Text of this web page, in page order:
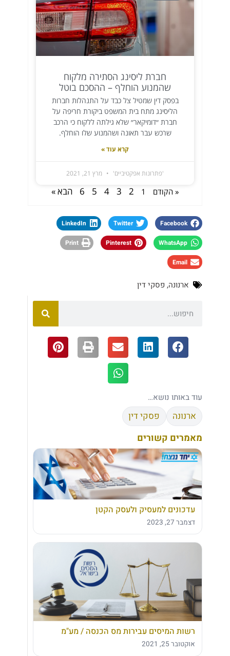
עוד באותו נושא…
ארנונה פסקי דין
מאמרים קשורים
עדכונים למעסיק ולעסק הקטן
דצמבר 27, 2023
רשות המיסים עבירות מס הכנסה / מע"מ
אוקטובר 25, 2021
חברת ליסינג הסתירה מלקוח
שהמנוע הוחלף – ההסכם בוטל
בפסק דין שמטיל צל כבד על התנהלות חברות
הליסינג מתח בית המשפט ביקורת חריפה על
חברת ״דומיקאר״ שלא גילתה ללקוח כי הרכב
שרכש עבר תאונה ושהמנוע שלו הוחלף.
קרא עוד »
'פתרונות אפקטיביים' מרץ 21, 2021
« הקודם 1
2
3
4
5
6 הבא »
Facebook
Twitter
LinkedIn
WhatsApp
Pinterest
Print
Email
ארנונה, פסקי דין